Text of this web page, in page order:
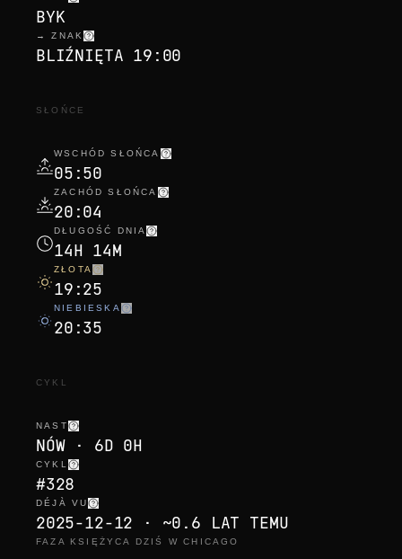
BYK
→ ZNAK
BLIŹNIĘTA 19:00
SŁOŃCE
WSCHÓD SŁOŃCA
05:50
ZACHÓD SŁOŃCA
20:04
DŁUGOŚĆ DNIA
14H 14M
ZŁOTA
19:25
NIEBIESKA
20:35
CYKL
NAST
NÓW · 6D 0H
CYKL
#328
DÉJÀ VU
2025-12-12 · ~0.6 LAT TEMU
FAZA KSIĘŻYCA DZIŚ W CHICAGO